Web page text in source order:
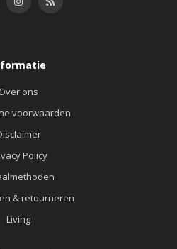
Over ons
voorwaarden
Policy
& retourneren
Living